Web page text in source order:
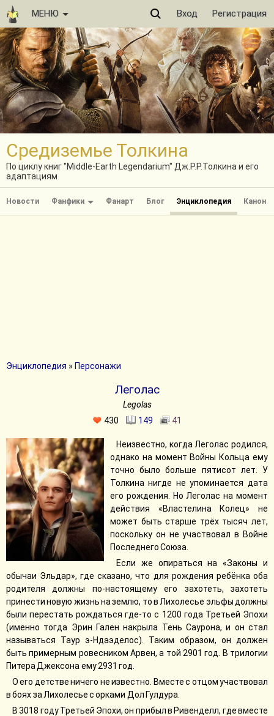
МЕНЮ Вход Регистрация
Средиземье Толкина
По циклу книг "Middle-Earth Legendarium" Дж.Р.Р.Толкина и его
адаптациям
Новости Фанфики Фанарт Блог Энциклопедия Канон
Энциклопедия » Персонажи
Леголас
Legolas
430
149 41
Неизвестно, когда Леголас родился,
однако на момент Войны Кольца ему
точно было больше пятисот лет. У
Толкина нигде не упоминается дата
его рождения. Но Леголас на момент
действия «Властелина Колец» не
может быть старше трёх тысяч лет,
поскольку он не участвовал в Войне
Последнего Союза.
Если же опираться на «Законы и
обычаи Эльдар», где сказано, что для рождения ребёнка оба
родителя должны по-настоящему его захотеть, захотеть
принести новую жизнь на землю, то в Лихолесье эльфы должны
были перестать рождаться где-то с 1200 года Третьей Эпохи
(именно тогда Эрин Гален накрыла Тень Саурона, и он стал
называться Таур э-Ндаэделос). Таким образом, он должен
быть примерным ровесником Арвен, а той 2901 год. В трилогии
Питера Джексона ему 2931 год.
О его детстве ничего не известно. Вместе с отцом участвовал
в боях за Лихолесье с орками Дол Гулдура.
В 3018 году Третьей Эпохи, он прибыл в Ривенделл, где вместе